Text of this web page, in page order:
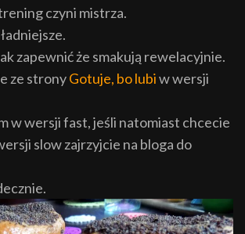
czyni mistrza.
zapewnić że smakują rewelacyjnie.
ze stronyGotuje, bo lubiw wersji
w wersji fast, jeśli natomiast chcecie
slow zajrzyjcie na bloga do